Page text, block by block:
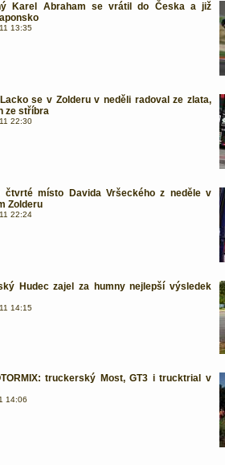
Karel Abraham se vrátil do Česka a již
13:35
se v Zolderu v neděli radoval ze zlata,
ze stříbra
22:30
čtvrté místo Davida Vršeckého z neděle v
Zolderu
22:24
Hudec zajel za humny nejlepší výsledek
14:15
truckerský Most, GT3 i trucktrial v
14:06